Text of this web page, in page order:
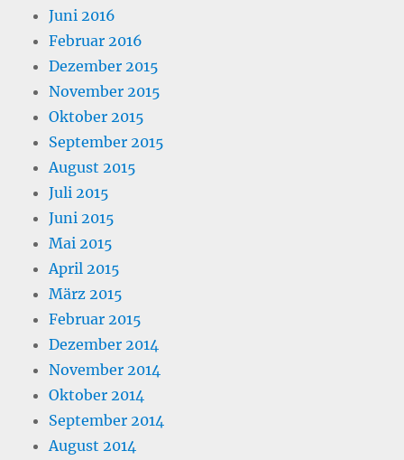
Juni 2016
Februar 2016
Dezember 2015
November 2015
Oktober 2015
September 2015
August 2015
Juli 2015
Juni 2015
Mai 2015
April 2015
März 2015
Februar 2015
Dezember 2014
November 2014
Oktober 2014
September 2014
August 2014